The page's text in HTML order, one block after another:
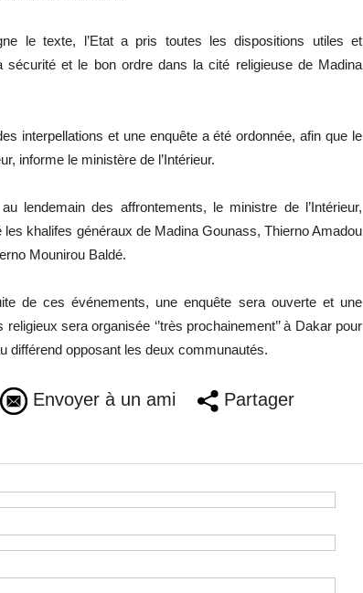
le texte, l’Etat a pris toutes les dispositions utiles et
sécurité et le bon ordre dans la cité religieuse de Madina
interpellations et une enquête a été ordonnée, afin que le
informe le ministère de l’Intérieur.
lendemain des affrontements, le ministre de l’Intérieur,
khalifes généraux de Madina Gounass, Thierno Amadou
Mounirou Baldé.
de ces événements, une enquête sera ouverte et une
sera organisée ‘’très prochainement’’ à Dakar pour
différend opposant les deux communautés.
Envoyer à un ami Partager